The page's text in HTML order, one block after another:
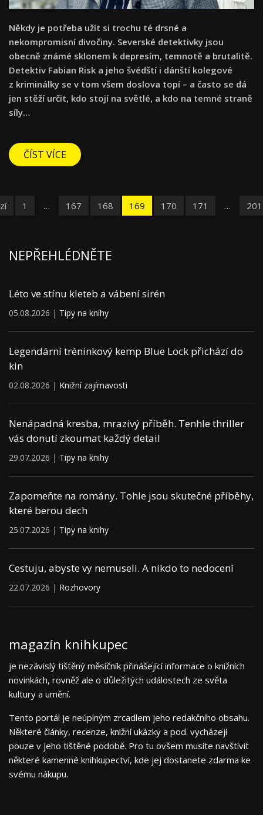
Někdy je potřeba užít si trochu té drsné a
nekompromisní divočiny. Severské detektivky jsou
obecně známé sklonem k depresím, temnotě a brutalitě.
Detektiv Fabian Risk a jeho švédští i dánští kolegové
z kriminálky se v tom všem doslova topí – a často se dá
jen stěží určit, kdo stojí na světlé, a kdo na temné straně
síly…
ČÍST VÍCE
1 … 167 168 169 170 171 … 201
NEPŘEHLÉDNĚTE
Léto ve stínu kleteb a vábení sirén
05.08.2026 | Tipy na knihy
Legendární tréninkový kemp Blue Lock přichází do
kin
02.08.2026 | Knižní zajímavosti
Nenápadná kresba, mrazivý příběh. Tenhle thriller
vás donutí zkoumat každý detail
29.07.2026 | Tipy na knihy
Zapomeňte na romány. Tohle jsou skutečné příběhy,
které berou dech
25.07.2026 | Tipy na knihy
Cestuju, abyste vy nemuseli. A nikdo to nedocení
22.07.2026 | Rozhovory
magazín knihkupec
je nezávislý tištěný měsíčník přinášející informace o knižních
novinkách, rovněž ale o důležitých událostech ze světa
kultury a umění.
Tento portál je neúplným zrcadlem jeho redakčního obsahu.
Některé články, recenze, knižní ukázky a pod. vycházejí
pouze v jeho tištěné podobě. Pro tu ovšem musíte navštívit
některé kamenné knihkupectví, kde jej dostanete zdarma ke
svému nákupu.